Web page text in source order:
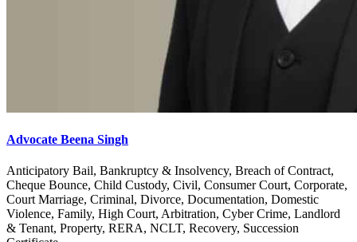
Advocate Beena Singh
Anticipatory Bail, Bankruptcy & Insolvency, Breach of Contract,
Cheque Bounce, Child Custody, Civil, Consumer Court, Corporate,
Court Marriage, Criminal, Divorce, Documentation, Domestic
Violence, Family, High Court, Arbitration, Cyber Crime, Landlord
& Tenant, Property, RERA, NCLT, Recovery, Succession